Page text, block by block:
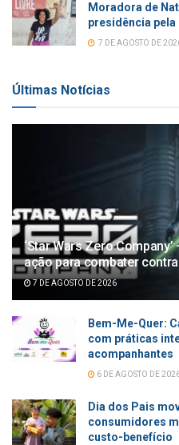
Moradora de
presidência pela
7 DE AGOSTO DE
Últimas Notícias
‘Star Wars Zero
ação para combater
7 DE AGOSTO DE 2026
Bem-Me-Quer:
com práticas
acompanhantes
6 DE AGOSTO DE
Dia dos Pais
consumidores
custo-benefício